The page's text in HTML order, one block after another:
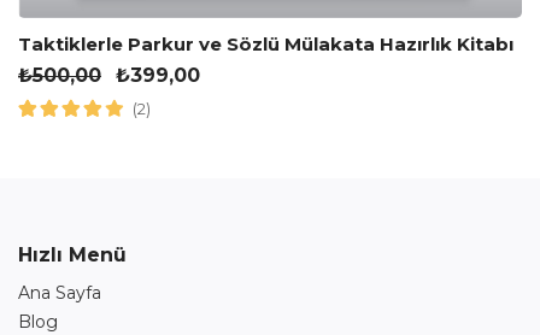
Taktiklerle Parkur ve Sözlü Mülakata Hazırlık Kitabı
₺500,00 ₺399,00
(2)
Hızlı Menü
Ana Sayfa
Blog